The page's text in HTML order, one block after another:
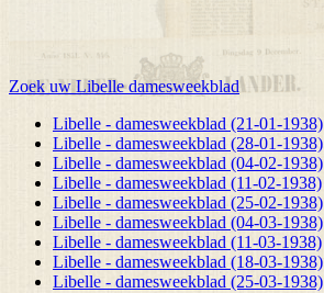
Zoek uw Libelle damesweekblad
Libelle - damesweekblad (21-01-1938)
Libelle - damesweekblad (28-01-1938)
Libelle - damesweekblad (04-02-1938)
Libelle - damesweekblad (11-02-1938)
Libelle - damesweekblad (25-02-1938)
Libelle - damesweekblad (04-03-1938)
Libelle - damesweekblad (11-03-1938)
Libelle - damesweekblad (18-03-1938)
Libelle - damesweekblad (25-03-1938)